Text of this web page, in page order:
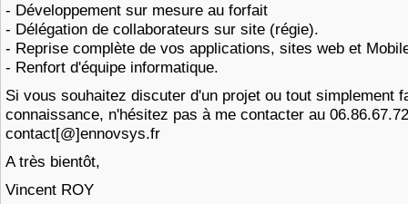
- Développement sur mesure au forfait
- Délégation de collaborateurs sur site (régie).
- Reprise complète de vos applications, sites web et
- Renfort d'équipe informatique.
Si vous souhaitez discuter d'un projet ou tout simplement
connaissance, n'hésitez pas à me contacter au
contact[@]ennovsys.fr
A très bientôt,
Vincent ROY